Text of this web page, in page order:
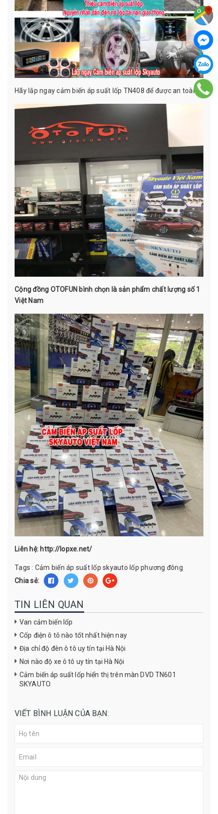
Hãy lắp ngay cảm biến áp suất lốp TN408 để được an toàn
Cộng đồng OTOFUN bình chọn là sản phẩm chất lượng số 1
Việt Nam
Liên hệ: http://lopxe.net/
Tags : Cảm biến áp suất lốp skyauto lốp phương đông
Chia sẻ:
TIN LIÊN QUAN
Van cảm biến lốp
Cốp điện ô tô nào tốt nhất hiện nay
Địa chỉ độ đèn ô tô uy tín tại Hà Nội
Nơi nào độ xe ô tô uy tín tại Hà Nội
Cảm biến áp suất lốp hiển thị trên màn DVD TN601
SKYAUTO
VIẾT BÌNH LUẬN CỦA BẠN: